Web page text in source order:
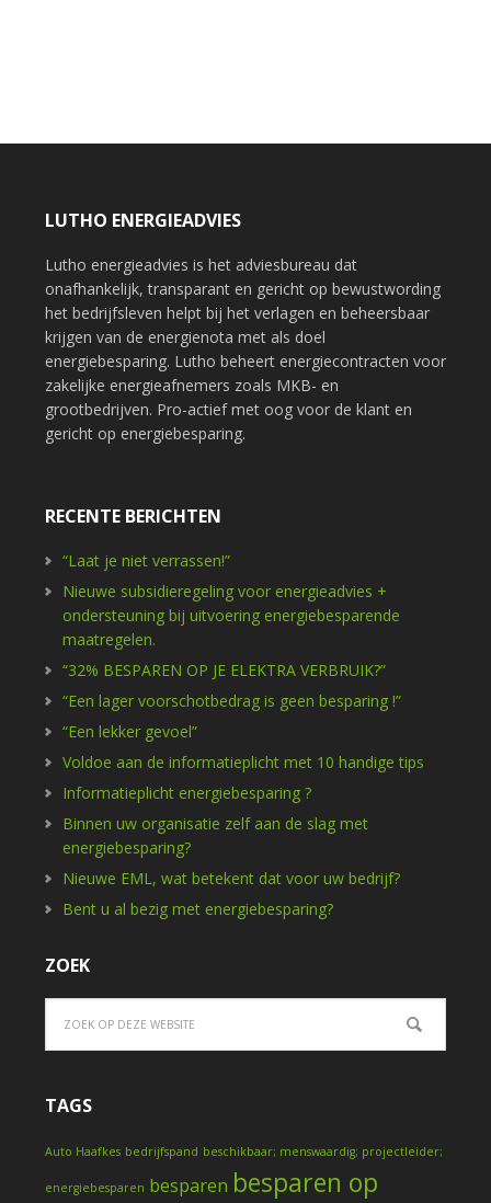
LUTHO ENERGIEADVIES
Lutho energieadvies is het adviesbureau dat
onafhankelijk, transparant en gericht op bewustwording
het bedrijfsleven helpt bij het verlagen en beheersbaar
krijgen van de energienota met als doel
energiebesparing. Lutho beheert energiecontracten voor
zakelijke energieafnemers zoals MKB- en
grootbedrijven. Pro-actief met oog voor de klant en
gericht op energiebesparing.
RECENTE BERICHTEN
“Laat je niet verrassen!”
Nieuwe subsidieregeling voor energieadvies +
ondersteuning bij uitvoering energiebesparende
maatregelen.
“32% BESPAREN OP JE ELEKTRA VERBRUIK?”
“Een lager voorschotbedrag is geen besparing !”
“Een lekker gevoel”
Voldoe aan de informatieplicht met 10 handige tips
Informatieplicht energiebesparing ?
Binnen uw organisatie zelf aan de slag met
energiebesparing?
Nieuwe EML, wat betekent dat voor uw bedrijf?
Bent u al bezig met energiebesparing?
ZOEK
TAGS
Auto Haafkes bedrijfspand beschikbaar; menswaardig; projectleider;
energiebesparen besparen besparen op